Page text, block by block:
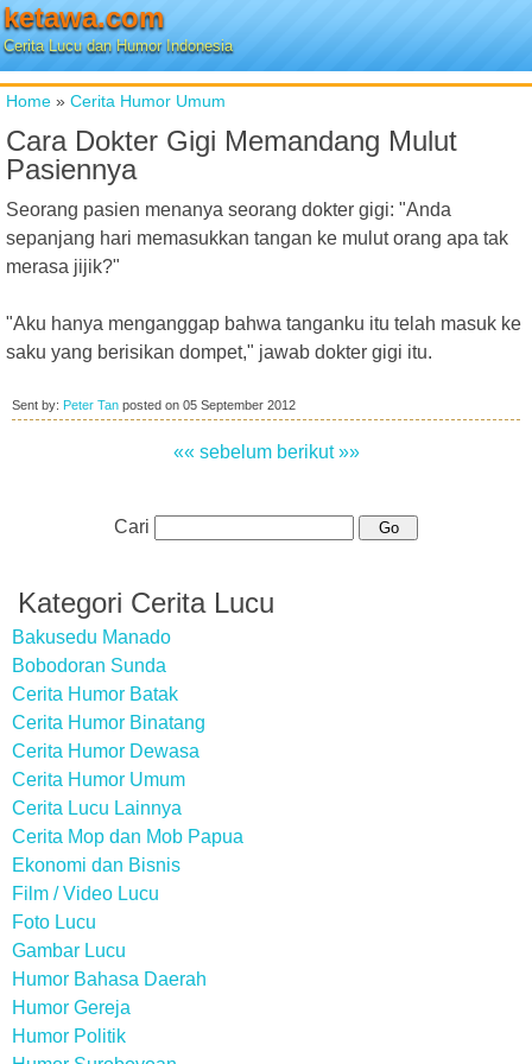
ketawa.com
Cerita Lucu dan Humor Indonesia
Home » Cerita Humor Umum
Cara Dokter Gigi Memandang Mulut
Pasiennya
Seorang pasien menanya seorang dokter gigi: "Anda
sepanjang hari memasukkan tangan ke mulut orang apa tak
merasa jijik?"
"Aku hanya menganggap bahwa tanganku itu telah masuk ke
saku yang berisikan dompet," jawab dokter gigi itu.
Sent by: Peter Tan posted on 05 September 2012
«« sebelum berikut »»
Cari
Kategori Cerita Lucu
Bakusedu Manado
Bobodoran Sunda
Cerita Humor Batak
Cerita Humor Binatang
Cerita Humor Dewasa
Cerita Humor Umum
Cerita Lucu Lainnya
Cerita Mop dan Mob Papua
Ekonomi dan Bisnis
Film / Video Lucu
Foto Lucu
Gambar Lucu
Humor Bahasa Daerah
Humor Gereja
Humor Politik